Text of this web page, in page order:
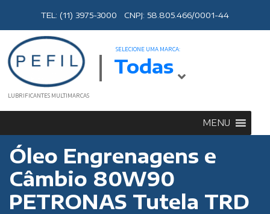
TEL: (11) 3975-3000 CNPJ: 58.805.466/0001-44
LUBRIFICANTES MULTIMARCAS
SELECIONE UMA MARCA:
Todas
MENU
Óleo Engrenagens e
Câmbio 80W90
PETRONAS Tutela TRD